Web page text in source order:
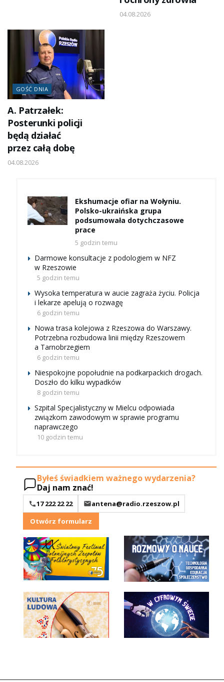
04.08.2026
GOŚĆ DNIA
A. Patrzałek:
Posterunki policji
będą działać
przez całą dobę
04.08.2026
Ekshumacje ofiar na Wołyniu.
Polsko-ukraińska grupa
podsumowała dotychczasowe
prace
5 godzin temu
Darmowe konsultacje z podologiem w NFZ
w Rzeszowie
5 godzin temu
Wysoka temperatura w aucie zagraża życiu. Policja
i lekarze apelują o rozwagę
6 godzin temu
Nowa trasa kolejowa z Rzeszowa do Warszawy.
Potrzebna rozbudowa linii między Rzeszowem
a Tarnobrzegiem
6 godzin temu
Niespokojne popołudnie na podkarpackich drogach.
Doszło do kilku wypadków
8 godzin temu
Szpital Specjalistyczny w Mielcu odpowiada
związkom zawodowym w sprawie programu
naprawczego
10 godzin temu
Byłeś świadkiem ważnego wydarzenia?
Daj nam znać!
17 222 22 22
antena@radio.rzeszow.pl
Otwórz formularz